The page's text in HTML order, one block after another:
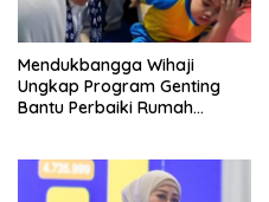
Mendukbangga Wihaji
Ungkap Program Genting
Bantu Perbaiki Rumah